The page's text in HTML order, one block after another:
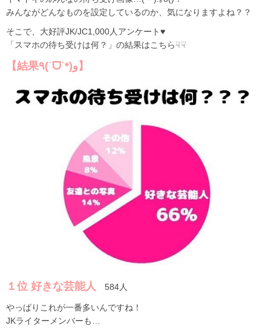
みんながどんなものを設定しているのか、気になりますよね？？
そこで、大好評JK/JC1,000人アンケート♥
「スマホの待ち受けは何？」の結果はこちら☟☟
【結果٩(ˊᗜˋ*)و】
１位 好きな芸能人 584人
やっぱりこれが一番多いんですね！
JKライターメンバーも…